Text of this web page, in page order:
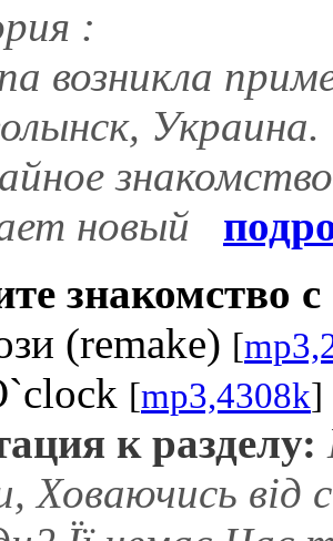
:
возникла
Украина.
новый
знакомство с
(remake) [
[mp3,4308k]
к разделу:
Ховаючись